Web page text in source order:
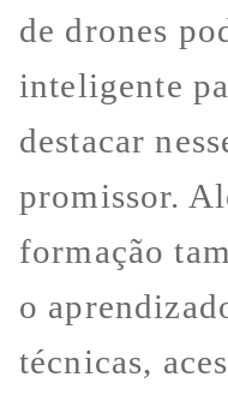
de drones
inteligente
destacar
promissor.
formação
o
técnicas,